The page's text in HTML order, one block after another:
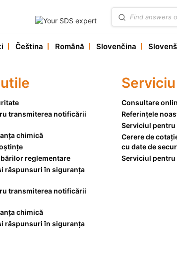
noastre
clienţi
Čeština Română Slovenčina
transmiterea notificării
chimică
reglementare
răspunsuri în siguranța
transmiterea notificării
chimică
răspunsuri în siguranța
Consultare
Referințele
Serviciul pentru
Cerere de
cu date de
Serviciul pentru